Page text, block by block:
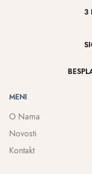
3
MENI
O Nama
Novosti
Kontakt